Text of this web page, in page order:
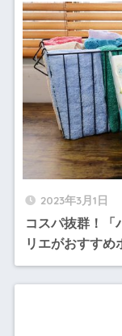
2023年3月1日
コスパ抜群！「
リエがおすすめ